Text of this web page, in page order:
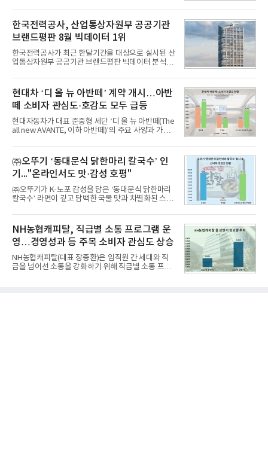
일 한국기업평판연구소(소장 구창환)는 국내 교육서
비스 상장기업 브랜드를 대상으로 지난 7월 7일부터
8월 7일까지 수집된 소비자 빅데이터 10,074,233건
을 분석한 결과, 메가스터디교육이 브랜드평판지수
1,710,926을 기록하며 8월 1위에 올랐다고 밝혔다.
분석에 활용된 빅데이터는 지난 7월(9,491,206건) 대
비 6.14% 증가한 수치로, 교육서비스 상장기업 브랜
디교육, 대교, 디지
한국전력공사, 산업통상자원부 공공기관
브랜드평판 8월 빅데이터 1위
한국전력공사가 최근 한달기간을 대상으로 실시된 산
업통상자원부 공공기관 브랜드평판 빅데이터 분석에
이 순으로 뒤를 이었다.7일 한국기업평판연구소(소장
구창환)는 산업통상자원부 공공기관 41개 브랜드를
대상으로 지난 7월 7일부터 8월 7일까지 수집된 소비
자 빅데이터 91,102,549건을 분석한 결과, 한국전력
공사가 브랜드평판지수 10,670,633을 기록하며 8월
1위에 올랐다고 밝혔다. 분석에 활용된 빅데이터는 지
난 7월(88,893,823건) 대비 2.48% 증가한 수치다.연
수력원자력, 한국석
현대차 ‘디 올 뉴 아반떼’ 계약 개시…아반
떼 소비자 관심도·호감도 모두 급등
현대자동차가 대표 준중형 세단 ‘디 올 뉴 아반떼(The
all new AVANTE, 이하 아반떼)’의 주요 사양과 가격
떼는 6년 만에 선보이는 8세대 완전변경 모델로, ▲정
교한 선과 면을 중심으로 완성한 파격적인 디자인 ▲
과거 중형 세단 수준으로 확대된 차체 제원 ▲글로벌
최고 수준의 안전성 ▲성능과 효율을 동시에 높인 주
행 완성도 ▲첨단 편의 및 디지털 사양 적용 등을 통해
글로벌 준중형 세단의 새로운 기준을 세웠다.아반떼
는 가솔린 2.0과 1.6 하이브리드 두 가지 파워트레인
넘
㈜오뚜기 ‘동대문식 닭한마리 칼국수’ 인
기..."온라인서도 맛·감성 호평"
㈜오뚜기가 K-노포 감성을 담은 ‘동대문식 닭한마리
칼국수’ 라면이 깊고 담백한 국물 맛과 차별화된 스토
혔다.‘동대문식 닭한마리 칼국수’는 예상을 뛰어넘는
소비자 호응에 힘입어 지난 7월 13일 첫 선을 보인 지
단 18일 만에 누적 판매량 50만 개를 돌파하는 성과를
거두었다.이번 신제품은 개발진이 전국의 닭한마리
전문점을 직접 찾아 다니며 최적의 육수 비율을 완성
했다. 자극적이지 않으면서도 깊은 닭육수에 마늘의
개운한 풍미를 더했으며, 국물이 잘 배어들면서도 쫄
NH농협캐피탈, 직급별 소통 프로그램 운
영…경영성과 등 주목 소비자 관심도 상승
NH농협캐피탈(대표 장종환)은 임직원 간 세대와 직
급을 넘어선 소통을 강화하기 위해 직급별 소통 프로